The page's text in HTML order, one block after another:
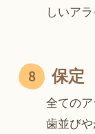
しいア
保定
全てのア
歯並び